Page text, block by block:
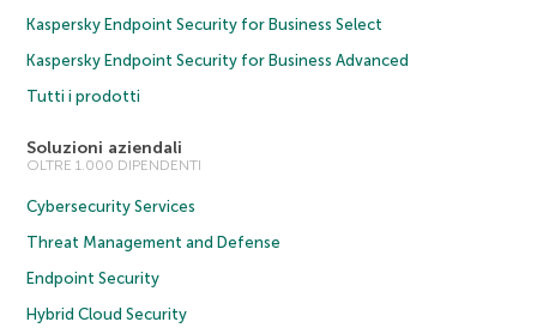
Kaspersky Endpoint Security for Business Select
Kaspersky Endpoint Security for Business Advanced
Tutti i prodotti
Soluzioni aziendali
OLTRE 1.000 DIPENDENTI
Cybersecurity Services
Threat Management and Defense
Endpoint Security
Hybrid Cloud Security